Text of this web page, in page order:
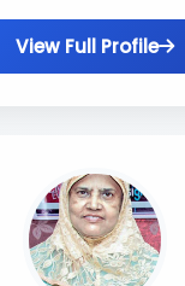
View Full Profile